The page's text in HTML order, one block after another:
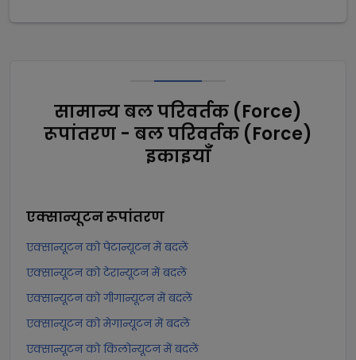
सामान्य बल परिवर्तक (Force)
रूपांतरण - बल परिवर्तक (Force)
इकाइयाँ
एक्सान्यूटनरूपांतरण
एक्सान्यूटन को पेटान्यूटन में बदलें
एक्सान्यूटन को टेरान्यूटन में बदलें
एक्सान्यूटन को गीगान्यूटन में बदलें
एक्सान्यूटन को मेगान्यूटन में बदलें
एक्सान्यूटन को किलोन्यूटन में बदलें